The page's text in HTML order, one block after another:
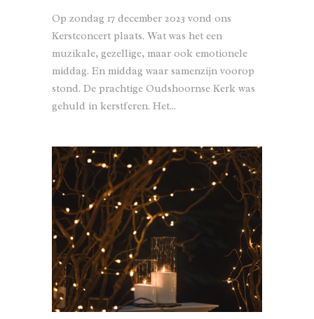
Op zondag 17 december 2023 vond ons
Kerstconcert plaats. Wat was het een
muzikale, gezellige, maar ook emotionele
middag. En middag waar samenzijn voorop
stond. De prachtige Oudshoornse Kerk was
gehuld in kerstferen. Het...